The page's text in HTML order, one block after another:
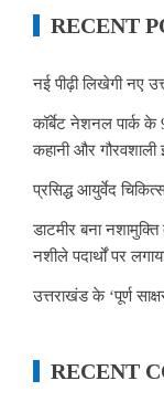
RECENT
नई पीढ़ी लिखेगी नए
कॉर्बेट नेशनल पार्क
कहानी और गौरवशाली
प्रसिद्ध आयुर्वेद
डाटमीर बना
नशीले पदार्थों पर
उत्तराखंड के ‘पूर्ण
RECENT